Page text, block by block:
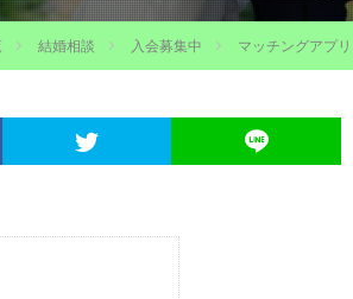
結婚相談 入会募集中 マッチングアプ